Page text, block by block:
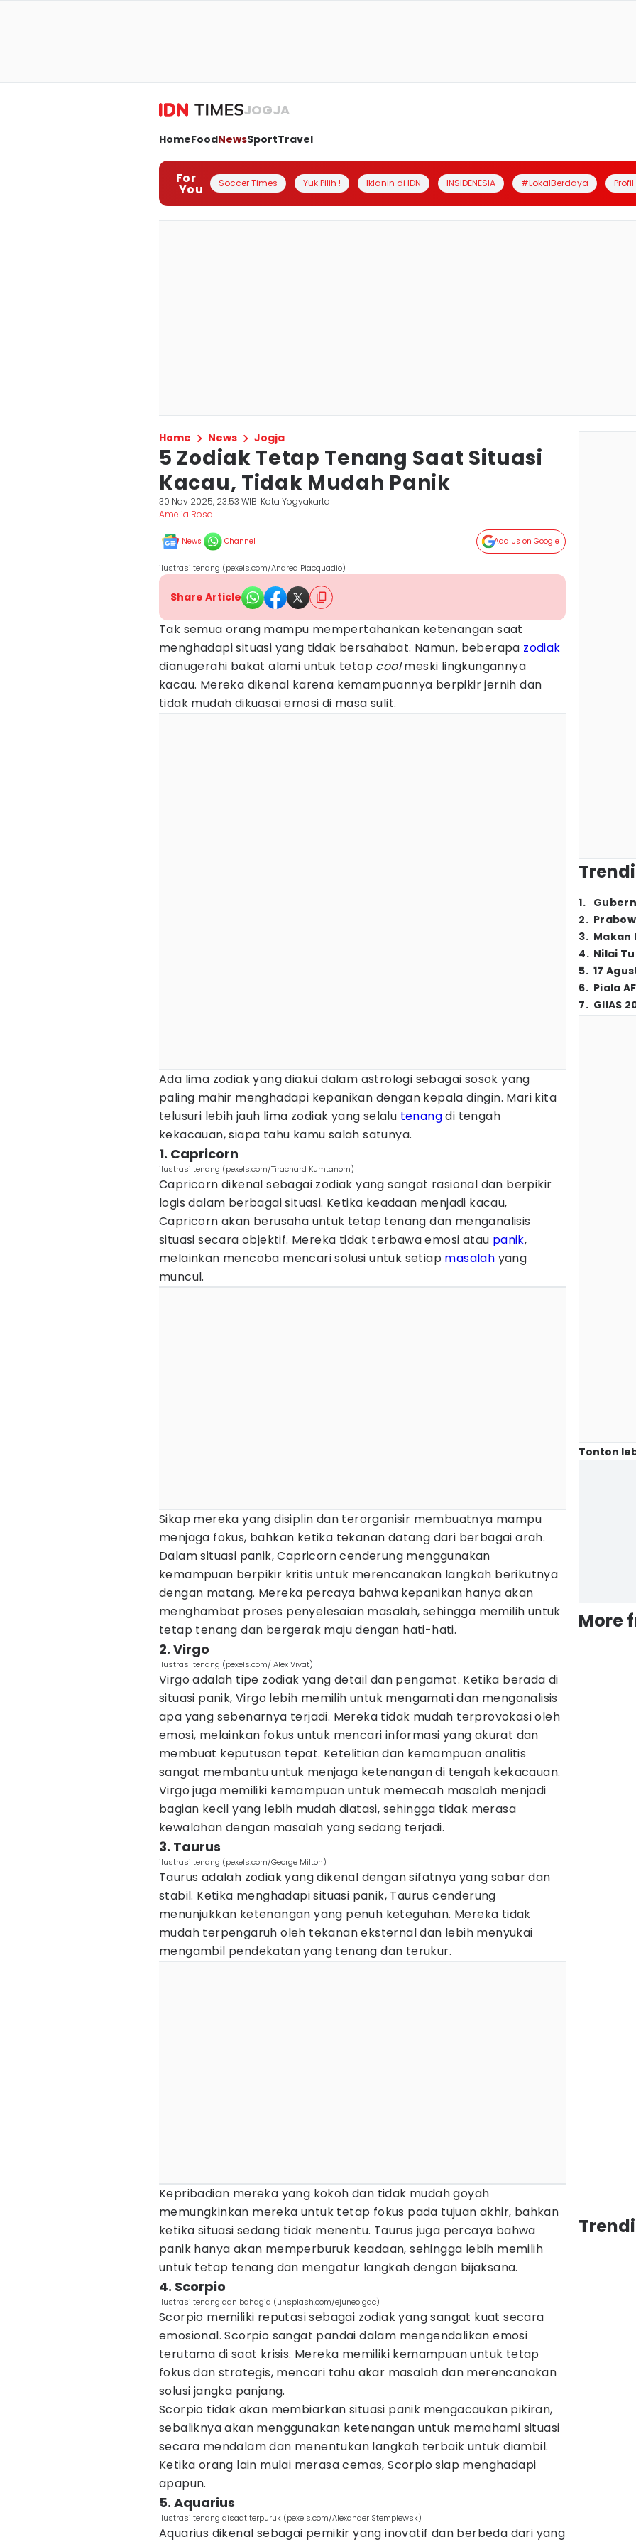
JOGJA
HomeFoodNewsSportTravel
For
You Soccer Times Yuk Pilih ! Iklanin di IDN INSIDENESIA #LokalBerdaya
Home News Jogja
5 Zodiak Tetap Tenang Saat Situasi
Kacau, Tidak Mudah Panik
30 Nov 2025, 23:53 WIB Kota Yogyakarta
Amelia Rosa
News Channel Add Us on Google
ilustrasi tenang (pexels.com/Andrea Piacquadio)
Share Article
Tak semua orang mampu mempertahankan ketenangan saat
menghadapi situasi yang tidak bersahabat. Namun, beberapa zodiak
dianugerahi bakat alami untuk tetap coolmeski lingkungannya
kacau. Mereka dikenal karena kemampuannya berpikir jernih dan
tidak mudah dikuasai emosi di masa sulit.
Ada lima zodiak yang diakui dalam astrologi sebagai sosok yang
paling mahir menghadapi kepanikan dengan kepala dingin. Mari kita
telusuri lebih jauh lima zodiak yang selalu tenangdi tengah
kekacauan, siapa tahu kamu salah satunya.
1. Capricorn
ilustrasi tenang (pexels.com/Tirachard Kumtanom)
Capricorn dikenal sebagai zodiak yang sangat rasional dan berpikir
logis dalam berbagai situasi. Ketika keadaan menjadi kacau,
Capricorn akan berusaha untuk tetap tenang dan menganalisis
situasi secara objektif. Mereka tidak terbawa emosi atau panik,
melainkan mencoba mencari solusi untuk setiap masalah yang
muncul.
Sikap mereka yang disiplin dan terorganisir membuatnya mampu
menjaga fokus, bahkan ketika tekanan datang dari berbagai arah.
Dalam situasi panik, Capricorn cenderung menggunakan
kemampuan berpikir kritis untuk merencanakan langkah berikutnya
dengan matang. Mereka percaya bahwa kepanikan hanya akan
menghambat proses penyelesaian masalah, sehingga memilih untuk
tetap tenang dan bergerak maju dengan hati-hati.
2. Virgo
ilustrasi tenang (pexels.com/ Alex Vivat)
Virgo adalah tipe zodiak yang detail dan pengamat. Ketika berada di
situasi panik, Virgo lebih memilih untuk mengamati dan menganalisis
apa yang sebenarnya terjadi. Mereka tidak mudah terprovokasi oleh
emosi, melainkan fokus untuk mencari informasi yang akurat dan
membuat keputusan tepat. Ketelitian dan kemampuan analitis
sangat membantu untuk menjaga ketenangan di tengah kekacauan.
Virgo juga memiliki kemampuan untuk memecah masalah menjadi
bagian kecil yang lebih mudah diatasi, sehingga tidak merasa
kewalahan dengan masalah yang sedang terjadi.
3. Taurus
ilustrasi tenang (pexels.com/George Milton)
Taurus adalah zodiak yang dikenal dengan sifatnya yang sabar dan
stabil. Ketika menghadapi situasi panik, Taurus cenderung
menunjukkan ketenangan yang penuh keteguhan. Mereka tidak
mudah terpengaruh oleh tekanan eksternal dan lebih menyukai
mengambil pendekatan yang tenang dan terukur.
Kepribadian mereka yang kokoh dan tidak mudah goyah
memungkinkan mereka untuk tetap fokus pada tujuan akhir, bahkan
ketika situasi sedang tidak menentu. Taurus juga percaya bahwa
panik hanya akan memperburuk keadaan, sehingga lebih memilih
untuk tetap tenang dan mengatur langkah dengan bijaksana.
4. Scorpio
Ilustrasi tenang dan bahagia (unsplash.com/ejuneolgac)
Scorpio memiliki reputasi sebagai zodiak yang sangat kuat secara
emosional. Scorpio sangat pandai dalam mengendalikan emosi
terutama di saat krisis. Mereka memiliki kemampuan untuk tetap
fokus dan strategis, mencari tahu akar masalah dan merencanakan
solusi jangka panjang.
Scorpio tidak akan membiarkan situasi panik mengacaukan pikiran,
sebaliknya akan menggunakan ketenangan untuk memahami situasi
secara mendalam dan menentukan langkah terbaik untuk diambil.
Ketika orang lain mulai merasa cemas, Scorpio siap menghadapi
apapun.
5. Aquarius
Ilustrasi tenang disaat terpuruk (pexels.com/Alexander Stemplewsk)
Aquarius dikenal sebagai pemikir yang inovatif dan berbeda dari yang
1.
2.
3. Makan
4. Nilai
5. 17
6. Piala
7. GIIAS
Tonton
More